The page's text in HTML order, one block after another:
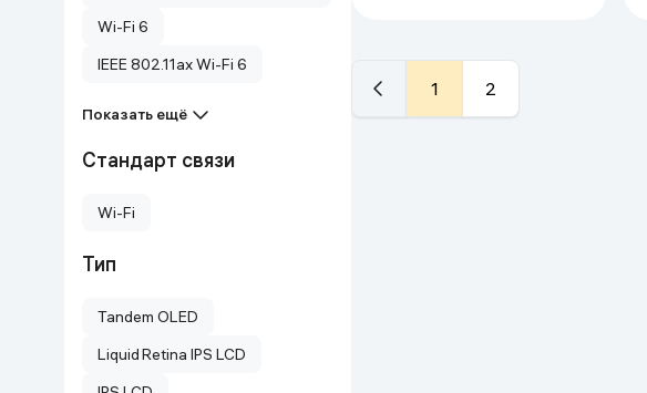
Wi-Fi 6
IEEE 802.11ax Wi-Fi 6
Показать ещё
Стандарт связи
Wi-Fi
Тип
Tandem OLED
Liquid Retina IPS LCD
1 2